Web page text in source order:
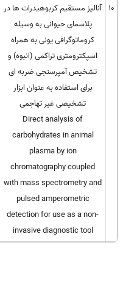
10 آنالیز مستقیم کربوهیدرات ها در
پلاسمای حیوانی به وسیله
کروماتوگرافی یونی به همراه
اسپکترومتری تراکمی (انبوه) و
تشخیص آمپرسنجی ضربه ای
برای استفاده به عنوان ابزار
تشخیصی غیر تهاجمی
Direct analysis of
carbohydrates in animal
plasma by ion
chromatography coupled
with mass spectrometry and
pulsed amperometric
detection for use as a non-
invasive diagnostic tool